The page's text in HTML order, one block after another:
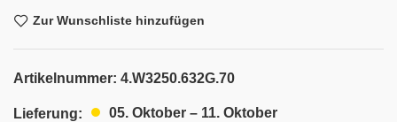
Zur Wunschliste hinzufügen
Artikelnummer: 4.W3250.632G.70
Lieferung: 05. Oktober – 11. Oktober